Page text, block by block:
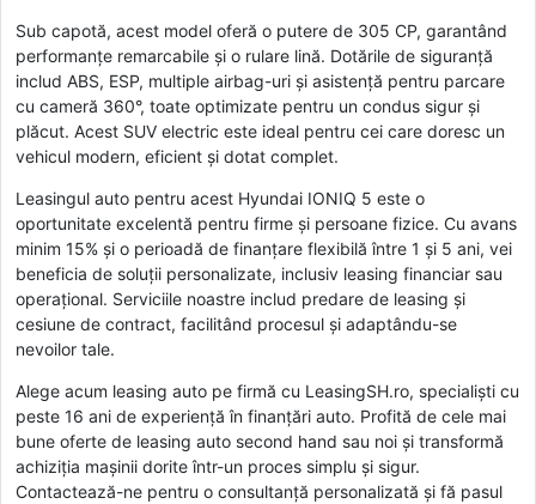
Sub capotă, acest model oferă o putere de 305 CP, garantând
performanțe remarcabile și o rulare lină. Dotările de siguranță
includ ABS, ESP, multiple airbag-uri și asistență pentru parcare
cu cameră 360°, toate optimizate pentru un condus sigur și
plăcut. Acest SUV electric este ideal pentru cei care doresc un
vehicul modern, eficient și dotat complet.
Leasingul auto pentru acest Hyundai IONIQ 5 este o
oportunitate excelentă pentru firme și persoane fizice. Cu avans
minim 15% și o perioadă de finanțare flexibilă între 1 și 5 ani, vei
beneficia de soluții personalizate, inclusiv leasing financiar sau
operațional. Serviciile noastre includ predare de leasing și
cesiune de contract, facilitând procesul și adaptându-se
nevoilor tale.
Alege acum leasing auto pe firmă cu LeasingSH.ro, specialiști cu
peste 16 ani de experiență în finanțări auto. Profită de cele mai
bune oferte de leasing auto second hand sau noi și transformă
achiziția mașinii dorite într-un proces simplu și sigur.
Contactează-ne pentru o consultanță personalizată și fă pasul